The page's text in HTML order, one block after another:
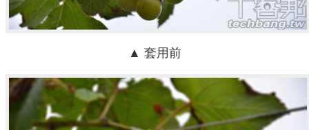
▲ 套用前